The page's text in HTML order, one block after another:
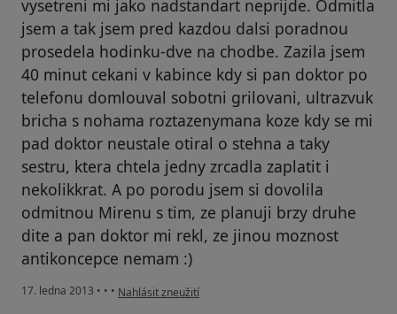
vysetreni mi jako nadstandart neprijde. Odmitla
jsem a tak jsem pred kazdou dalsi poradnou
prosedela hodinku-dve na chodbe. Zazila jsem
40 minut cekani v kabince kdy si pan doktor po
telefonu domlouval sobotni grilovani, ultrazvuk
bricha s nohama roztazenymana koze kdy se mi
pad doktor neustale otiral o stehna a taky
sestru, ktera chtela jedny zrcadla zaplatit i
nekolikkrat. A po porodu jsem si dovolila
odmitnou Mirenu s tim, ze planuji brzy druhe
dite a pan doktor mi rekl, ze jinou moznost
antikoncepce nemam :)
17. ledna 2013 • • • podle názoru uživatele Váš účet byl odstraněn
Nahlásit zneužití